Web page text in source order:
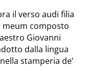
il verso audi filia
composto
Giovanni
dalla lingua
stamperia de’